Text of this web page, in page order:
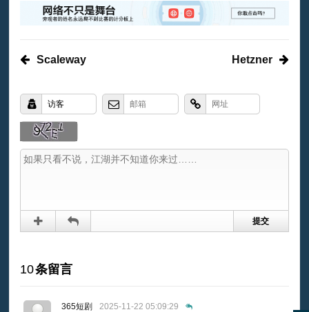
Scaleway Hetzner
10条留言
365短剧 2025-11-22 05:09:29